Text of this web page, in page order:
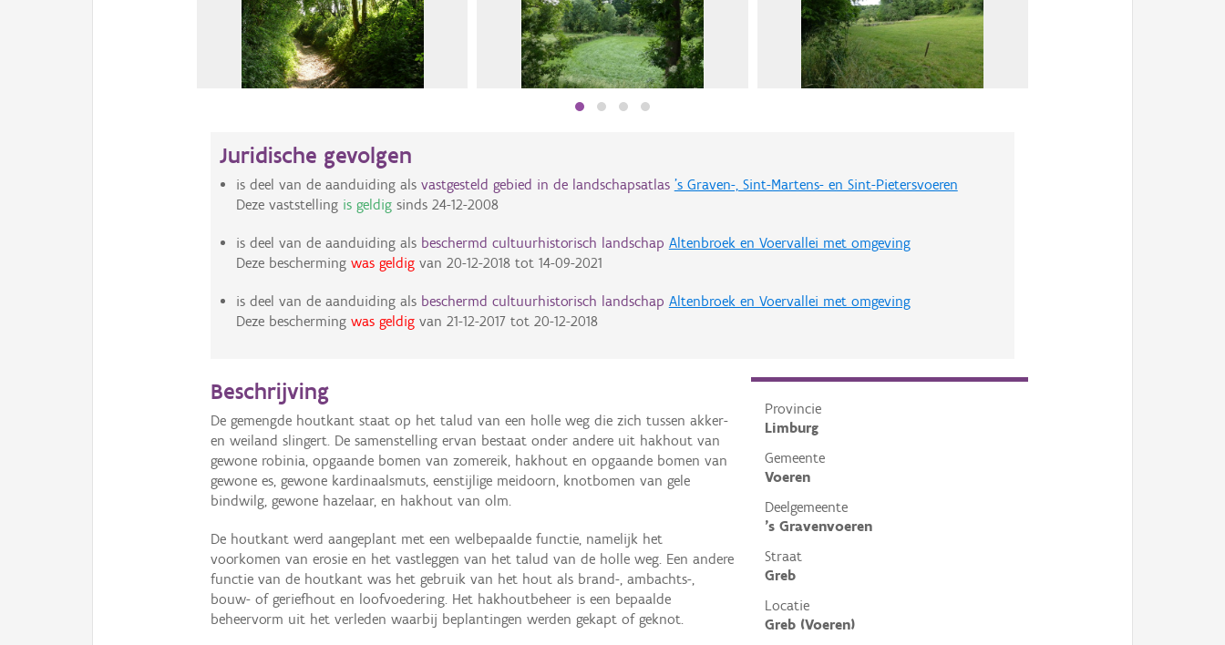
Juridische gevolgen
is deel van de aanduiding als vastgesteld gebied in de landschapsatlas 's Graven-, Sint-Martens- en Sint-Pietersvoeren
Deze vaststelling is geldigsinds 24-12-2008
is deel van de aanduiding als beschermd cultuurhistorisch landschap Altenbroek en Voervallei met omgeving
Deze bescherming was geldigvan 20-12-2018tot 14-09-2021
is deel van de aanduiding als beschermd cultuurhistorisch landschap Altenbroek en Voervallei met omgeving
Deze bescherming was geldigvan 21-12-2017tot 20-12-2018
Provincie
Limburg
Gemeente
Voeren
Deelgemeente
's Gravenvoeren
Straat
Greb
Locatie
Greb (Voeren)
Beschrijving
De gemengde houtkant staat op het talud van een holle weg die zich tussen akker-
en weiland slingert. De samenstelling ervan bestaat onder andere uit hakhout van
gewone robinia, opgaande bomen van zomereik, hakhout en opgaande bomen van
gewone es, gewone kardinaalsmuts, eenstijlige meidoorn, knotbomen van gele
bindwilg, gewone hazelaar, en hakhout van olm.
De houtkant werd aangeplant met een welbepaalde functie, namelijk het
voorkomen van erosie en het vastleggen van het talud van de holle weg. Een andere
functie van de houtkant was het gebruik van het hout als brand-, ambachts-,
bouw- of geriefhout en loofvoedering. Het hakhoutbeheer is een bepaalde
beheervorm uit het verleden waarbij beplantingen werden gekapt of geknot.